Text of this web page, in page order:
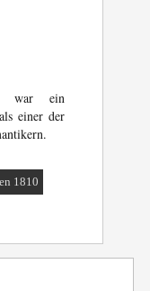
war ein
einer der
1810